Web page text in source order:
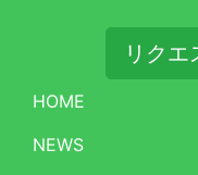
リクエ
HOME
NEWS